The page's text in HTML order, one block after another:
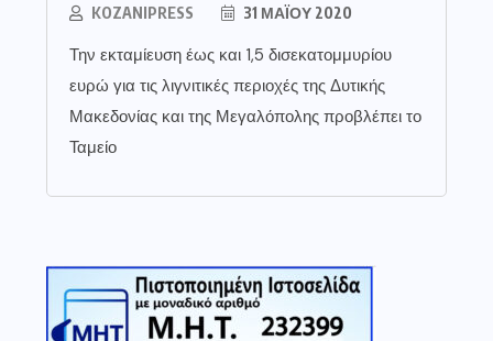
KOZANIPRESS 31 ΜΑΪ́ΟΥ 2020
Την εκταμίευση έως και 1,5 δισεκατομμυρίου
ευρώ για τις λιγνιτικές περιοχές της Δυτικής
Μακεδονίας και της Μεγαλόπολης προβλέπει το
Ταμείο